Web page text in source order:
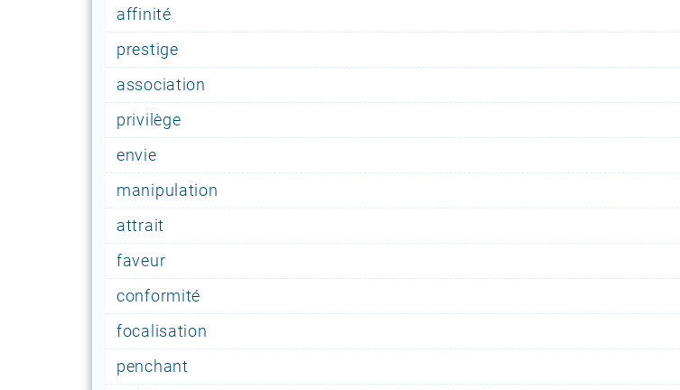
affinité
prestige
association
privilège
envie
manipulation
attrait
faveur
conformité
focalisation
penchant